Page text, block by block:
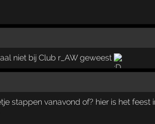
niet bij Club r_AW geweest
stappen vanavond of? hier is het feest